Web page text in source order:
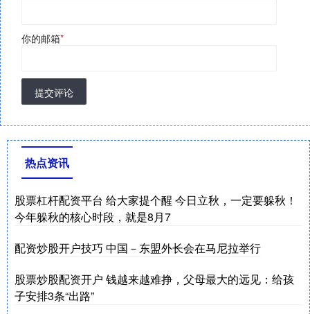
你的邮箱*
提交评论
热点资讯
股票杠杆配资平台 给大家提个醒 今日立秋，一定要躲秋！
今年躲秋的核心时段，就是8月7
配资炒股开户技巧 中国－东盟外长会在马尼拉举行
股票炒股配资开户 钱越来越难挣，父母最大的远见：给孩
子安排3条“出路”